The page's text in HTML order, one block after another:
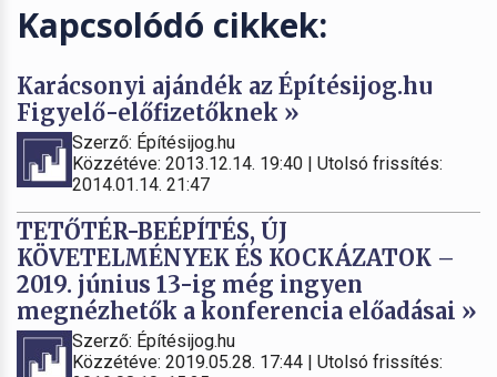
Kapcsolódó cikkek:
Karácsonyi ajándék az Építésijog.hu
Figyelő-előfizetőknek »
Szerző: Építésijog.hu
Közzétéve: 2013.12.14. 19:40 | Utolsó frissítés:
2014.01.14. 21:47
TETŐTÉR-BEÉPÍTÉS, ÚJ
KÖVETELMÉNYEK ÉS KOCKÁZATOK –
2019. június 13-ig még ingyen
megnézhetők a konferencia előadásai »
Szerző: Építésijog.hu
Közzétéve: 2019.05.28. 17:44 | Utolsó frissítés: